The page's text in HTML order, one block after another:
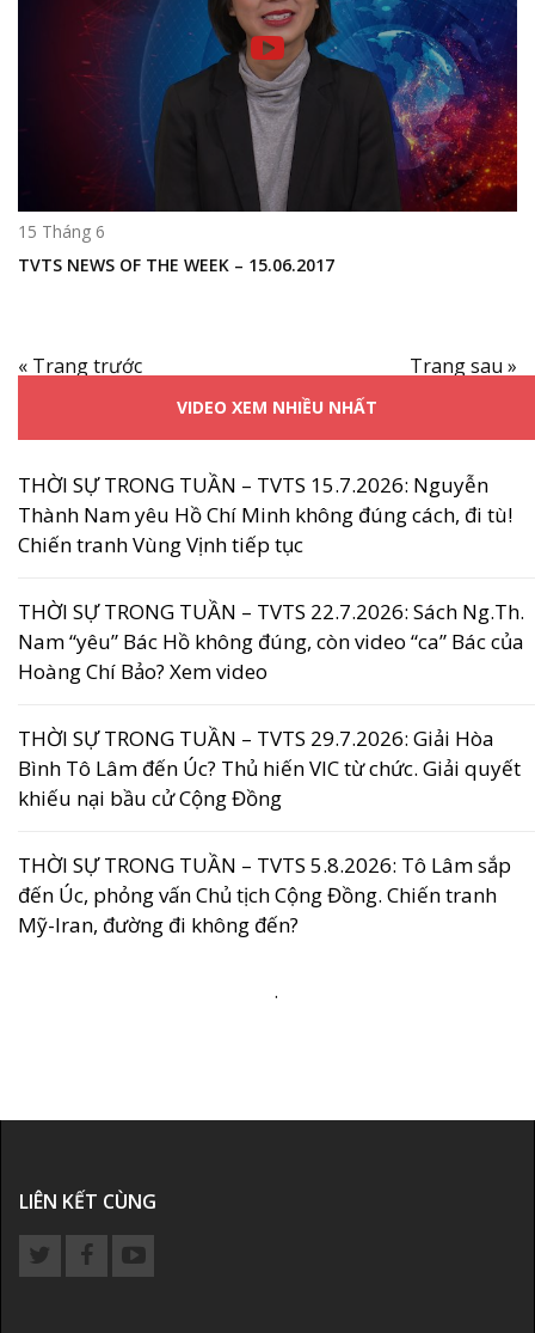
15 Tháng 6
TVTS NEWS OF THE WEEK – 15.06.2017
« Trang trước Trang sau »
VIDEO XEM NHIỀU NHẤT
THỜI SỰ TRONG TUẦN – TVTS 15.7.2026: Nguyễn
Thành Nam yêu Hồ Chí Minh không đúng cách, đi tù!
Chiến tranh Vùng Vịnh tiếp tục
THỜI SỰ TRONG TUẦN – TVTS 22.7.2026: Sách Ng.Th.
Nam “yêu” Bác Hồ không đúng, còn video “ca” Bác của
Hoàng Chí Bảo? Xem video
THỜI SỰ TRONG TUẦN – TVTS 29.7.2026: Giải Hòa
Bình Tô Lâm đến Úc? Thủ hiến VIC từ chức. Giải quyết
khiếu nại bầu cử Cộng Đồng
THỜI SỰ TRONG TUẦN – TVTS 5.8.2026: Tô Lâm sắp
đến Úc, phỏng vấn Chủ tịch Cộng Đồng. Chiến tranh
Mỹ-Iran, đường đi không đến?
.
LIÊN KẾT CÙNG